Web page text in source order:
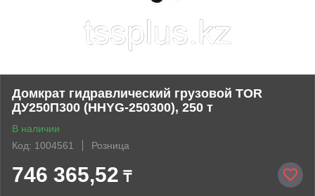
Домкрат гидравлический грузовой TOR
ДУ250П300 (HHYG-250300), 250 т
В наличии
Код: 1004561
Розница
746 365,52 ₸